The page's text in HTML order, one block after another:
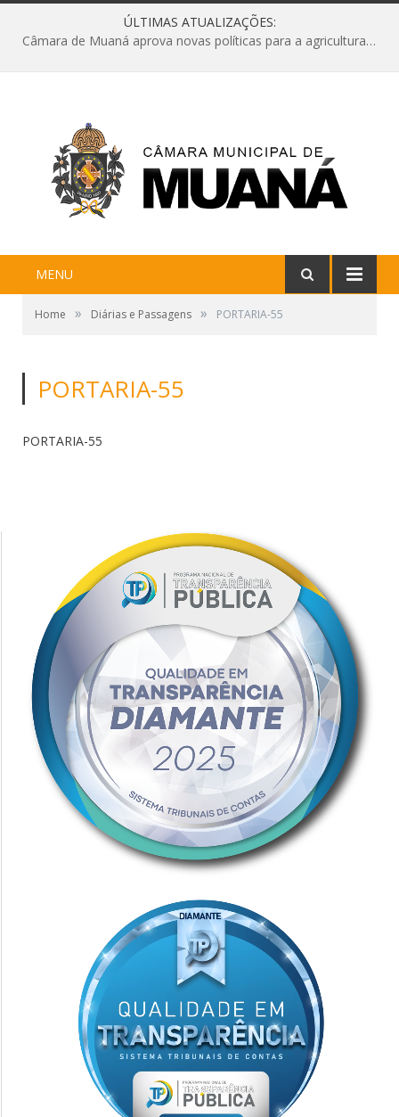
ÚLTIMAS ATUALIZAÇÕES:
Câmara de Muaná aprova novas políticas para a agricultura e solicita reforma da Ponte do Reduto
MENU
Home » Diárias e Passagens » PORTARIA-55
PORTARIA-55
PORTARIA-55